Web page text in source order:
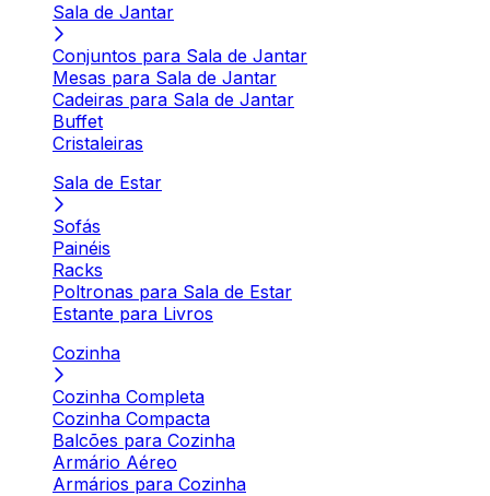
Sala de Jantar
Conjuntos para Sala de Jantar
Mesas para Sala de Jantar
Cadeiras para Sala de Jantar
Buffet
Cristaleiras
Sala de Estar
Sofás
Painéis
Racks
Poltronas para Sala de Estar
Estante para Livros
Cozinha
Cozinha Completa
Cozinha Compacta
Balcões para Cozinha
Armário Aéreo
Armários para Cozinha